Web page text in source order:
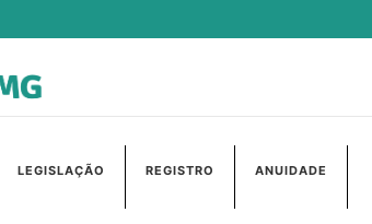
LEGISLAÇÃO REGISTRO ANUIDADE